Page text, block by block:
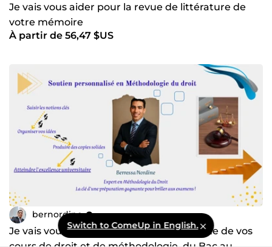
Je vais vous aider pour la revue de littérature de
votre mémoire
À partir de 56,47 $US
bernordine
Je vais vous accompagner dans la réussite de vos
Switch to ComeUp in English.